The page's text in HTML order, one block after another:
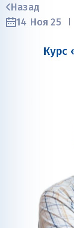
Назад
14 Ноя 25
Курс